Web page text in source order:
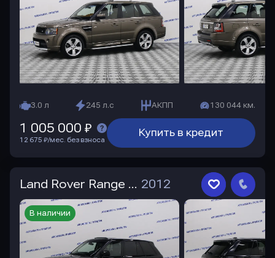
3.0 л 245 л.с АКПП 130 044 км.
Купить в кредит
1 005 000 ₽
12 675 ₽/мес. без взноса
Land Rover Range Rover Sport 2012
В наличии